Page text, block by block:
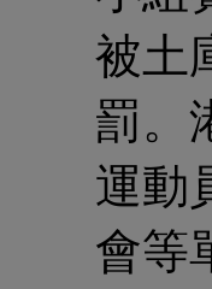
被土
罰。
運動
會等